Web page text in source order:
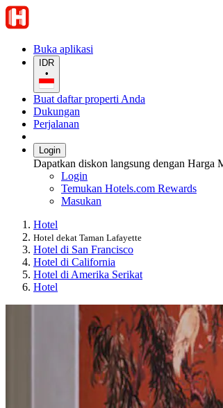
Buka aplikasi
IDR
•
Buat daftar properti Anda
Dukungan
Perjalanan
Login
Dapatkan diskon langsung dengan Harga
Login
Temukan Hotels.com Rewards
Masukan
Hotel
Hotel dekat Taman Lafayette
Hotel di San Francisco
Hotel di California
Hotel di Amerika Serikat
Hotel